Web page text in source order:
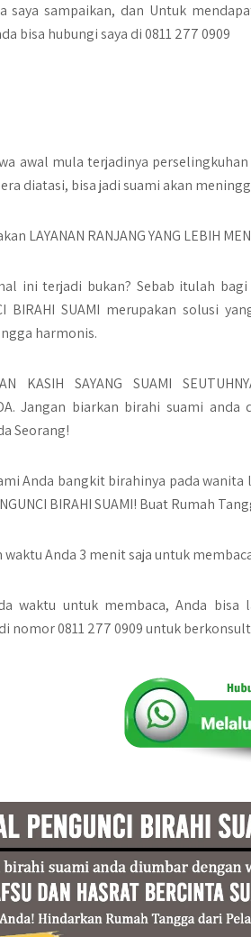
saya sampaikan, dan Untuk
bisa hubungi saya di 0811 277 0909
awal mula terjadinya
diatasi, bisa jadi suami akan
LAYANAN RANJANG YANG LEBIH
ini terjadi bukan? Sebab itulah
BIRAHI SUAMI merupakan solusi
harmonis.
KASIH SAYANG SUAMI
Jangan biarkan birahi suami
Seorang!
Anda bangkit birahinya pada wanita
BIRAHI SUAMI! Buat Rumah
waktu Anda 3 menit saja untuk
waktu untuk membaca, Anda bisa
nomor 0811 277 0909 untuk